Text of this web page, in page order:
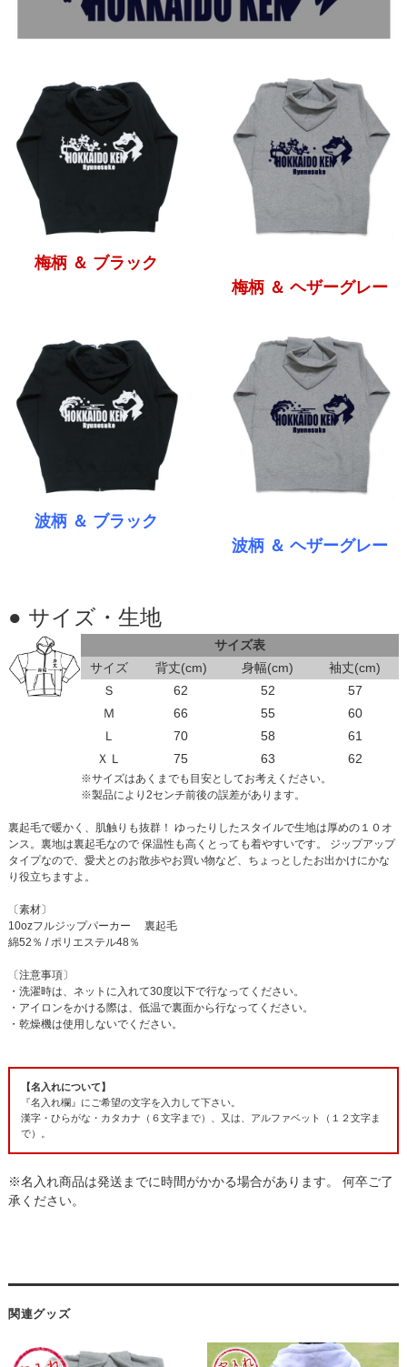
梅柄 ＆ ブラック
梅柄 ＆ ヘザーグレー
波柄 ＆ ブラック
波柄 ＆ ヘザーグレー
● サイズ・生地
サイズ表
サイズ
背丈(cm) 身幅(cm) 袖丈(cm)
Ｓ
62 52
57
Ｍ
66 55
60
Ｌ
70 58
61
ＸＬ
75 63 62
※サイズはあくまでも目安としてお考えください。
※製品により2センチ前後の誤差があります。
裏起毛で暖かく、肌触りも抜群！ ゆったりしたスタイルで生地は厚めの１０オ
ンス。裏地は裏起毛なので 保温性も高くとっても着やすいです。 ジップアップ
タイプなので、愛犬とのお散歩やお買い物など、ちょっとしたお出かけにかな
り役立ちますよ。
〔素材〕
10ozフルジップパーカー 裏起毛
綿52％ / ポリエステル48％
〔注意事項〕
・洗濯時は、ネットに入れて30度以下で行なってください。
・アイロンをかける際は、低温で裏面から行なってください。
・乾燥機は使用しないでください。
【名入れについて】
『名入れ欄』にご希望の文字を入力して下さい。
漢字・ひらがな・カタカナ（６文字まで）、又は、アルファベット（１２文字ま
で）。
※名入れ商品は発送までに時間がかかる場合があります。 何卒ご了
承ください。
関連グッズ